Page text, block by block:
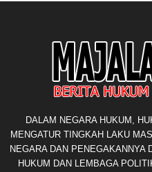
DALAM NEGARA HUKUM,
MENGATUR TINGKAH LAKU
NEGARA DAN PENEGAKANNYA
HUKUM DAN LEMBAGA